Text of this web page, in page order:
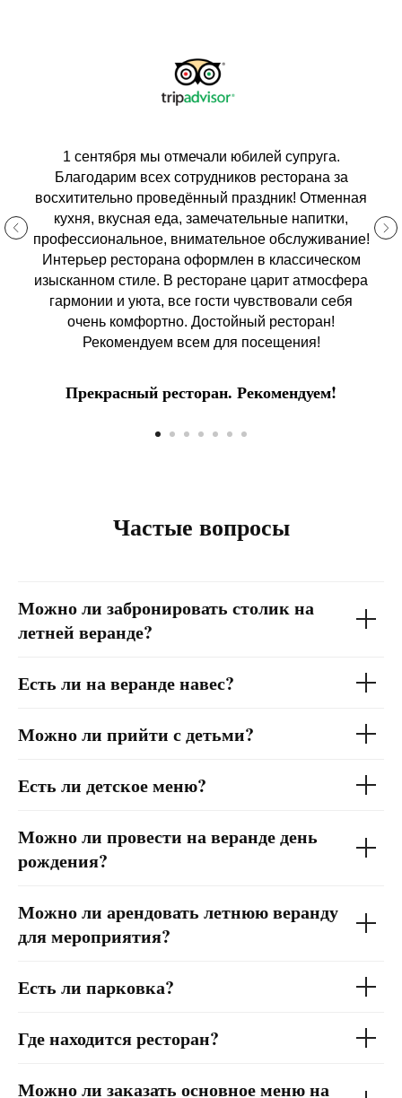
1 сентября мы отмечали юбилей супруга.
Благодарим всех сотрудников ресторана за
восхитительно проведённый праздник! Отменная
кухня, вкусная еда, замечательные напитки,
профессиональное, внимательное обслуживание!
Интерьер ресторана оформлен в классическом
изысканном стиле. В ресторане царит атмосфера
гармонии и уюта, все гости чувствовали себя
очень комфортно. Достойный ресторан!
Рекомендуем всем для посещения!
Прекрасный ресторан. Рекомендуем!
Частые вопросы
Можно ли забронировать столик на
летней веранде?
Есть ли на веранде навес?
Можно ли прийти с детьми?
Есть ли детское меню?
Можно ли провести на веранде день
рождения?
Можно ли арендовать летнюю веранду
для мероприятия?
Есть ли парковка?
Где находится ресторан?
Можно ли заказать основное меню на